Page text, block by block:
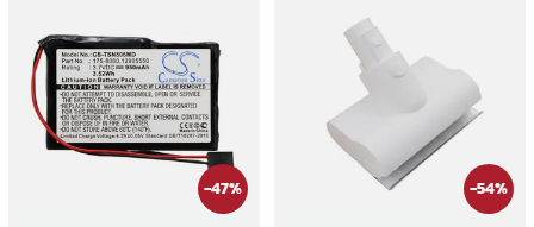
-47% -54%